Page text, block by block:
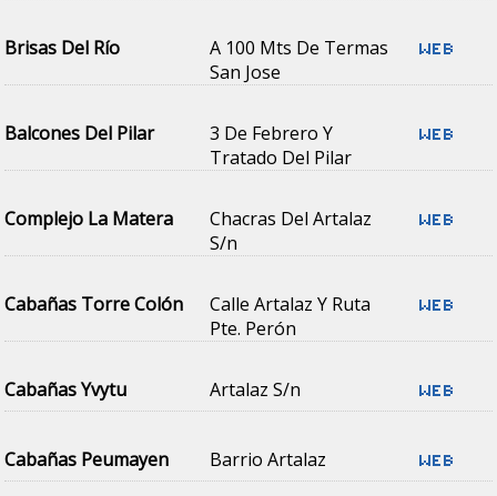
Brisas Del Río
A 100 Mts De Termas
San Jose
Balcones Del Pilar
3 De Febrero Y
Tratado Del Pilar
Complejo La Matera
Chacras Del Artalaz
S/n
Cabañas Torre Colón
Calle Artalaz Y Ruta
Pte. Perón
Cabañas Yvytu Artalaz S/n
Cabañas Peumayen Barrio Artalaz